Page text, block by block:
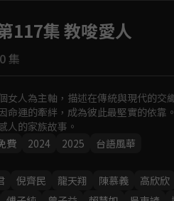
有不便請見諒
回首頁
117集 教唆愛人
集
女人為主軸，描述在傳統與現代的
命運的牽絆，成為彼此最堅實的依
人的家族故事。
費 2024 2025 台語風華
倪齊民 龍天翔 陳慕義 高欣欣